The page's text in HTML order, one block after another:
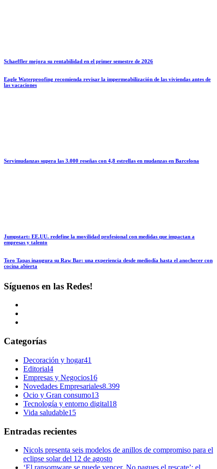
Schaeffler mejora su rentabilidad en el primer semestre de 2026
Eagle Waterproofing recomienda revisar la impermeabilización de las viviendas antes de
las vacaciones
Servimudanzas supera las 3.000 reseñas con 4,8 estrellas en mudanzas en Barcelona
Jumpstart: EE.UU. redefine la movilidad profesional con medidas que impactan a
empresas y talento
Toro Tapas inaugura su Raw Bar: una experiencia desde mediodía hasta el anochecer con
cocina abierta
Síguenos en las Redes!
Categorías
Decoración y hogar41
Editorial4
Empresas y Negocios16
Novedades Empresariales8.399
Ocio y Gran consumo13
Tecnología y entorno digital18
Vida saludable15
Entradas recientes
Nicols presenta seis modelos de anillos de compromiso para el
eclipse solar del 12 de agosto